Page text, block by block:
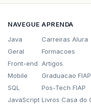
NAVEGUE
Java
Geral
Front-end
Mobile
SQL
JavaScript
APRENDA
Carreiras Alura
Formacoes
Artigos
Graduacao FIAP
Pos-Tech FIAP
Livros Casa do